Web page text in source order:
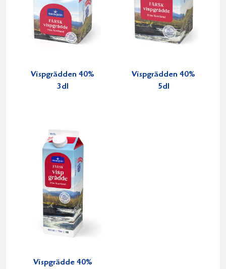
Vispgrädden 40%
3dl
Vispgrädden 40%
5dl
Vispgrädde 40%